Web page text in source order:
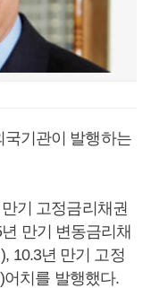
기관이 발행하는
기 고정금리채권
만기 변동금리채
10.3년 만기 고정
어치를 발행했다.